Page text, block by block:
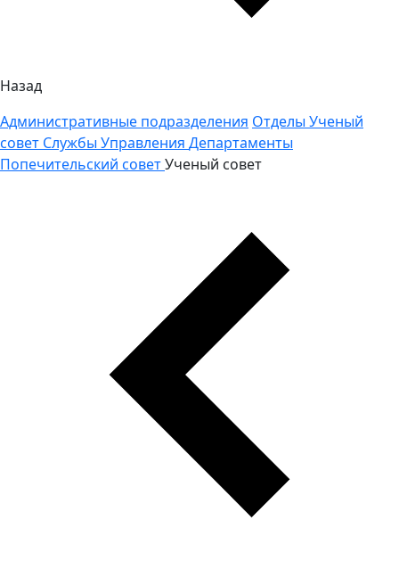
Назад
Административные подразделения Отделы Ученый
совет Службы Управления Департаменты
Попечительский советУченый совет